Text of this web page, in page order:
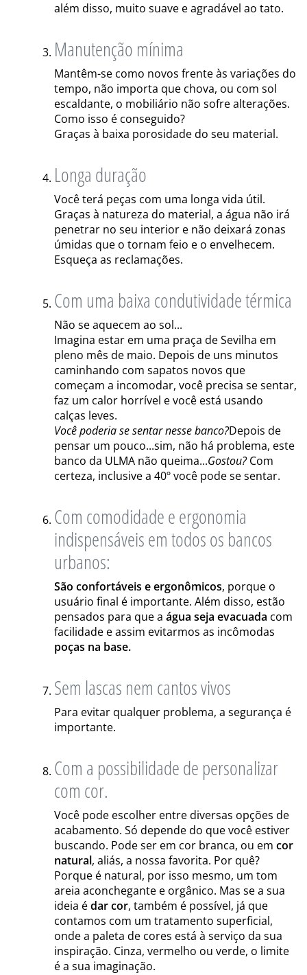
além disso, muito suave e agradável ao tato.
Manutenção mínima
Mantêm-se como novos frente às variações do
tempo, não importa que chova, ou com sol
escaldante, o mobiliário não sofre alterações.
Como isso é conseguido?
Graças à baixa porosidade do seu material.
Longa duração
Você terá peças com uma longa vida útil.
Graças à natureza do material, a água não irá
penetrar no seu interior e não deixará zonas
úmidas que o tornam feio e o envelhecem.
Esqueça as reclamações.
Com uma baixa condutividade térmica
Não se aquecem ao sol...
Imagina estar em uma praça de Sevilha em
pleno mês de maio. Depois de uns minutos
caminhando com sapatos novos que
começam a incomodar, você precisa se sentar,
faz um calor horrível e você está usando
calças leves.
Você poderia se sentar nesse banco?Depois de
pensar um pouco...sim, não há problema, este
banco da ULMA não queima...Gostou?Com
certeza, inclusive a 40º você pode se sentar.
Com comodidade e ergonomia
indispensáveis em todos os bancos
urbanos:
São confortáveis e ergonômicos, porque o
usuário final é importante. Além disso, estão
pensados para que a água seja evacuada com
facilidade e assim evitarmos as incômodas
poças na base.
Sem lascas nem cantos vivos
Para evitar qualquer problema, a segurança é
importante.
Com a possibilidade de personalizar
com cor.
Você pode escolher entre diversas opções de
acabamento. Só depende do que você estiver
buscando. Pode ser em cor branca, ou em cor
natural, aliás, a nossa favorita. Por quê?
Porque é natural, por isso mesmo, um tom
areia aconchegante e orgânico. Mas se a sua
ideia édar cor, também é possível, já que
contamos com um tratamento superficial,
onde a paleta de cores está à serviço da sua
inspiração. Cinza, vermelho ou verde, o limite
é a sua imaginação.